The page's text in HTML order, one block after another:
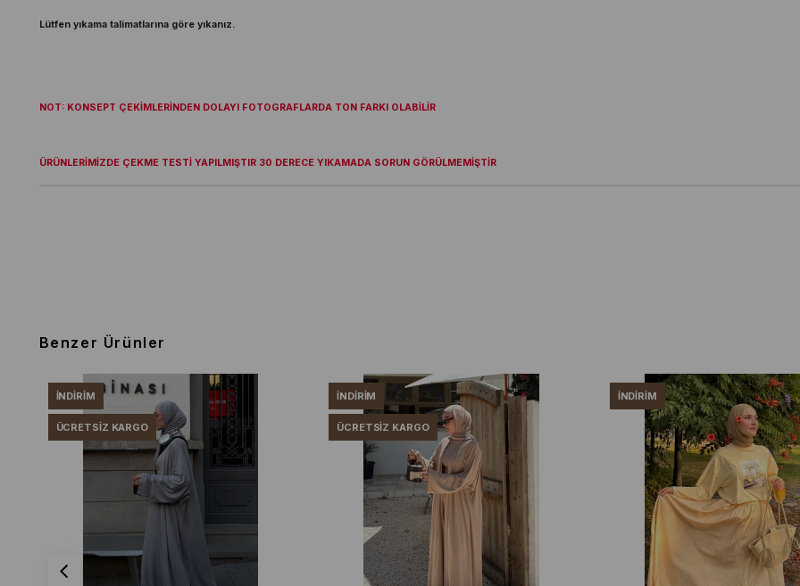
Lütfen yıkama talimatlarına göre yıkanız.
NOT: KONSEPT ÇEKİMLERİNDEN DOLAYI FOTOGRAFLARDA TON FARKI OLABİLİR
ÜRÜNLERİMİZDE ÇEKME TESTİ YAPILMIŞTIR 30 DERECE YIKAMADA SORUN GÖRÜLMEMİŞTİR
Benzer Ürünler
İNDIRIM
ÜCRETSIZ KARGO
İNDIRIM
ÜCRETSIZ KARGO
İNDIRIM